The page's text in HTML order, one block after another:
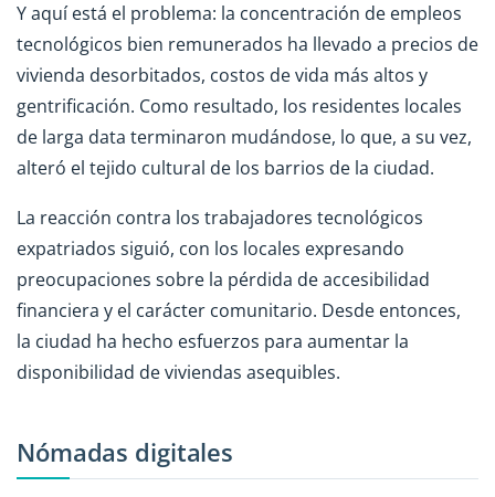
Y aquí está el problema: la concentración de empleos
tecnológicos bien remunerados ha llevado a precios de
vivienda desorbitados, costos de vida más altos y
gentrificación. Como resultado, los residentes locales
de larga data terminaron mudándose, lo que, a su vez,
alteró el tejido cultural de los barrios de la ciudad.
La reacción contra los trabajadores tecnológicos
expatriados siguió, con los locales expresando
preocupaciones sobre la pérdida de accesibilidad
financiera y el carácter comunitario. Desde entonces,
la ciudad ha hecho esfuerzos para aumentar la
disponibilidad de viviendas asequibles.
Nómadas digitales